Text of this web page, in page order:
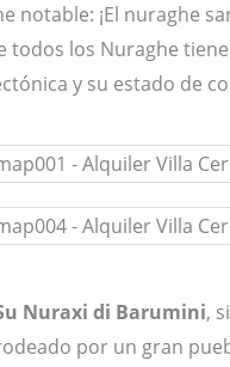
notable: ¡El nuraghe
todos los Nuraghe
y su estado de
Nuraxi di Barumini,
por un gran